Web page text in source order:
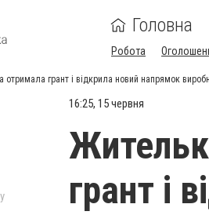
Головна
Робота
отримала грант і відкрила новий напрямок
16:25, 15 червня
грант і